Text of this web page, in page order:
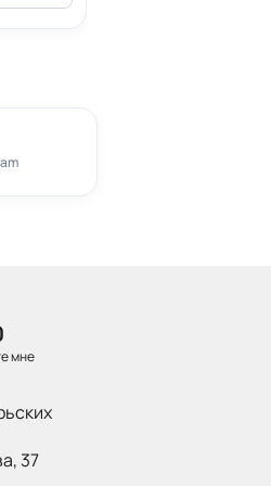
мне
37